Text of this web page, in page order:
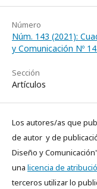
Número
Núm. 143 (2021):
y Comunicación Nº
Sección
Artículos
Los autores/as que
de autor y de
Diseño y
una licencia de
terceros utilizar lo